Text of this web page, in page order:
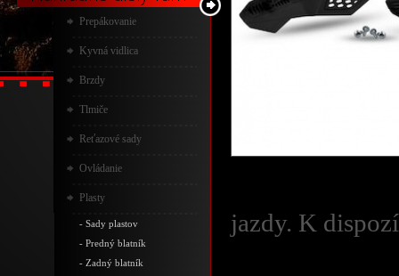
jazdy. K
Prepákovanie
Kyvná vidlica
Brzdy
Tlmiče
Reťazové sady
Ovládanie
Plasty
- Sady plastov
- Predný blatník
- Zadný blatník